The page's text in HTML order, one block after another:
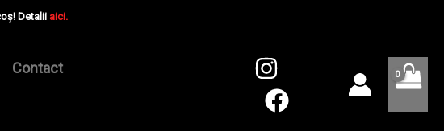
Detalii aici.
Contact
Coleman
Hawkins
Disc